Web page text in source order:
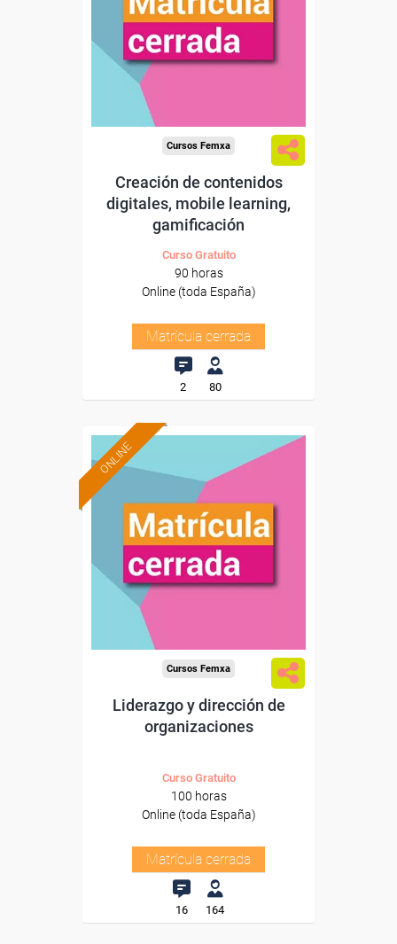
Cursos Femxa
Creación de contenidos
digitales, mobile learning,
gamificación
Curso Gratuito
90 horas
Online (toda España)
Matrícula cerrada
2 80
ONLINE
Cursos Femxa
Liderazgo y dirección de
organizaciones
Curso Gratuito
100 horas
Online (toda España)
Matrícula cerrada
16 164